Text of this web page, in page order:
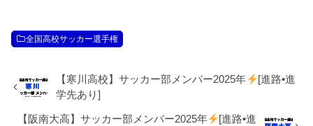
全国高校サッカー選手権
【寒川高校】サッカー部メンバー2025年
[進路•進
学先あり]
【阪南大高】サッカー部メンバー2025年
[進路•進